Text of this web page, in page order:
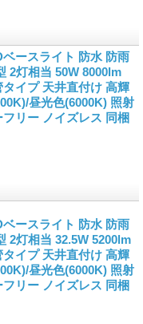
ベースライト 防水 防雨
2灯相当 50W 8000lm
イプ 天井直付け 高輝
昼光色(6000K) 照射
リー ノイズレス 同梱
ベースライト 防水 防雨
2灯相当 32.5W 5200lm
タイプ 天井直付け 高輝
昼光色(6000K) 照射
リー ノイズレス 同梱